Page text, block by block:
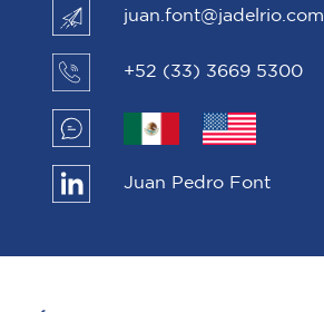
juan.font@jadelrio.com
+52 (33) 3669 5300
Juan Pedro Font